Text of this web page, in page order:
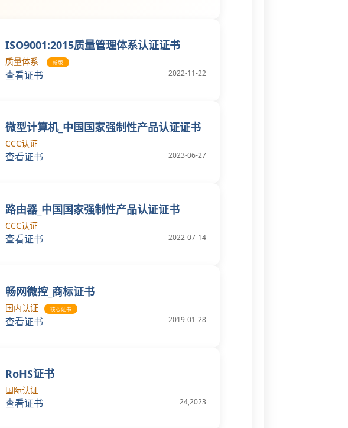
2022-11-22
ISO9001:2015质量管理体系认证证书
质量体系 新版
查看证书
2023-06-27
微型计算机_中国国家强制性产品认证证书
CCC认证
查看证书
2022-07-14
路由器_中国国家强制性产品认证证书
CCC认证
查看证书
2019-01-28
畅网微控_商标证书
国内认证 核心证书
查看证书
24,2023
RoHS证书
国际认证
查看证书